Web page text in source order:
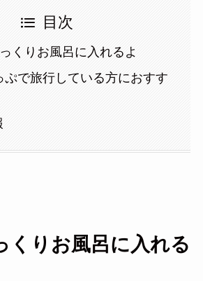
目次
くりお風呂に入れるよ
ぷで旅行している方におすす
くりお風呂に入れる